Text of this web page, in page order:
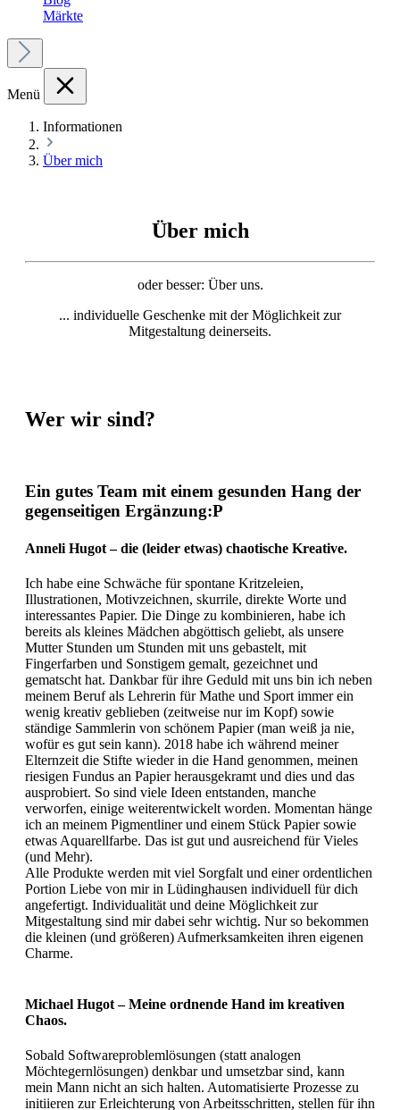
Märkte
Menü
Informationen
Über mich
Über mich
oder besser: Über uns.
... individuelle Geschenke mit der Möglichkeit zur
Mitgestaltung deinerseits.
Wer wir sind?
Ein gutes Team mit einem gesunden Hang der
gegenseitigen Ergänzung:P
Anneli Hugot – die (leider etwas) chaotische Kreative.
Ich habe eine Schwäche für spontane Kritzeleien,
Illustrationen, Motivzeichnen, skurrile, direkte Worte und
interessantes Papier. Die Dinge zu kombinieren, habe ich
bereits als kleines Mädchen abgöttisch geliebt, als unsere
Mutter Stunden um Stunden mit uns gebastelt, mit
Fingerfarben und Sonstigem gemalt, gezeichnet und
gematscht hat. Dankbar für ihre Geduld mit uns bin ich neben
meinem Beruf als Lehrerin für Mathe und Sport immer ein
wenig kreativ geblieben (zeitweise nur im Kopf) sowie
ständige Sammlerin von schönem Papier (man weiß ja nie,
wofür es gut sein kann). 2018 habe ich während meiner
Elternzeit die Stifte wieder in die Hand genommen, meinen
riesigen Fundus an Papier herausgekramt und dies und das
ausprobiert. So sind viele Ideen entstanden, manche
verworfen, einige weiterentwickelt worden. Momentan hänge
ich an meinem Pigmentliner und einem Stück Papier sowie
etwas Aquarellfarbe. Das ist gut und ausreichend für Vieles
(und Mehr).
Alle Produkte werden mit viel Sorgfalt und einer ordentlichen
Portion Liebe von mir in Lüdinghausen individuell für dich
angefertigt. Individualität und deine Möglichkeit zur
Mitgestaltung sind mir dabei sehr wichtig. Nur so bekommen
die kleinen (und größeren) Aufmerksamkeiten ihren eigenen
Charme.
Michael Hugot – Meine ordnende Hand im kreativen
Chaos.
Sobald Softwareproblemlösungen (statt analogen
Möchtegernlösungen) denkbar und umsetzbar sind, kann
mein Mann nicht an sich halten. Automatisierte Prozesse zu
initiieren zur Erleichterung von Arbeitsschritten, stellen für ihn